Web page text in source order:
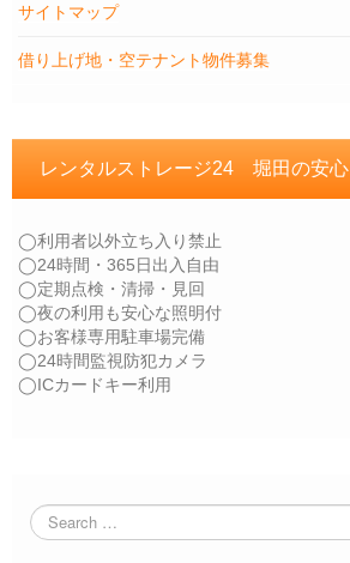
サイトマップ
借り上げ地・空テナント物件募集
レンタルストレージ24 堀田の安心
◯利用者以外立ち入り禁止
◯24時間・365日出入自由
◯定期点検・清掃・見回
◯夜の利用も安心な照明付
◯お客様専用駐車場完備
◯24時間監視防犯カメラ
◯ICカードキー利用